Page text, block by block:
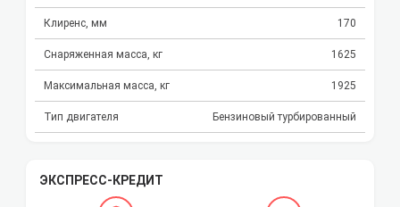
Клиренс, мм 170
Снаряженная масса, кг 1625
Максимальная масса, кг 1925
Тип двигателя Бензиновый турбированный
ЭКСПРЕСС-КРЕДИТ